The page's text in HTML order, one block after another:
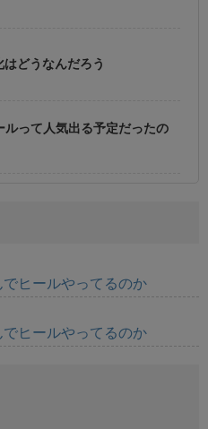
はどうなんだろう
ルって人気出る予定だったの
でヒールやってるのか
でヒールやってるのか